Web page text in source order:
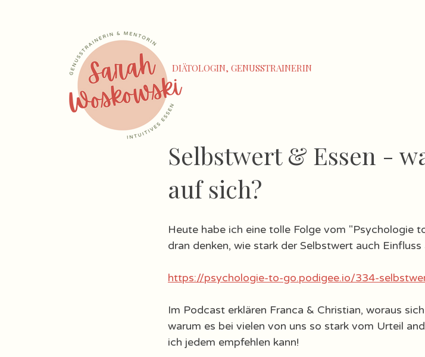
DIÄTOLOGIN, GENUSSTRAINERIN
Selbstwert & Essen -
auf sich?
Heute habe ich eine tolle Folge vom "Psychologie
dran denken, wie stark der Selbstwert auch
https://psychologie-to-go.podigee.io/334-
Im Podcast erklären Franca & Christian, woraus
warum es bei vielen von uns so stark vom Urteil
ich jedem empfehlen kann!